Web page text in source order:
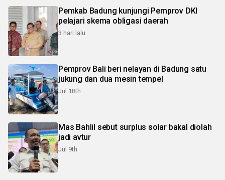
Pemkab Badung kunjungi Pemprov DKI
pelajari skema obligasi daerah
3 hari lalu
Pemprov Bali beri nelayan di Badung satu
jukung dan dua mesin tempel
Jul 18th
Mas Bahlil sebut surplus solar bakal diolah
jadi avtur
Jul 9th